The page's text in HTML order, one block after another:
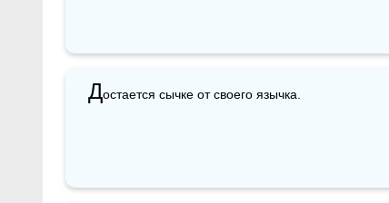
Достается сычке от своего язычка.